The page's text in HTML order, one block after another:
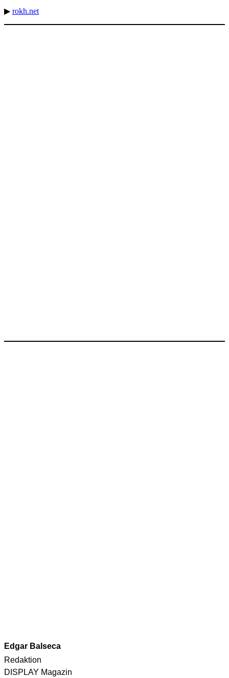
▶ rokh.net
Edgar Balseca
Redaktion
DISPLAY Magazin